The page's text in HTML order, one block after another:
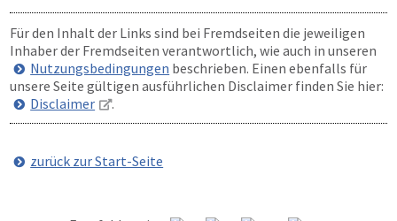
Für den Inhalt der Links sind bei Fremdseiten die jeweiligen
Inhaber der Fremdseiten verantwortlich, wie auch in unseren
Nutzungsbedingungen beschrieben. Einen ebenfalls für
unsere Seite gültigen ausführlichen Disclaimer finden Sie hier:
Disclaimer
.
zurück zur Start-Seite